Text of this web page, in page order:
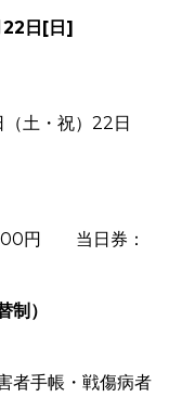
日[日]
土・祝）22日
円 当日券：
）
者手帳・戦傷病者